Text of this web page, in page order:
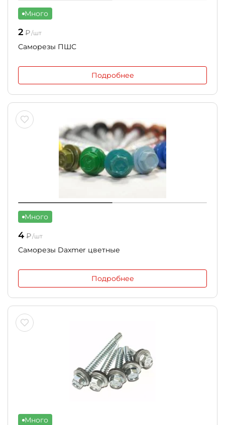
Много
2 ₽/шт
Саморезы ПШС
Подробнее
Много
4 ₽/шт
Саморезы Daxmer цветные
Подробнее
Много